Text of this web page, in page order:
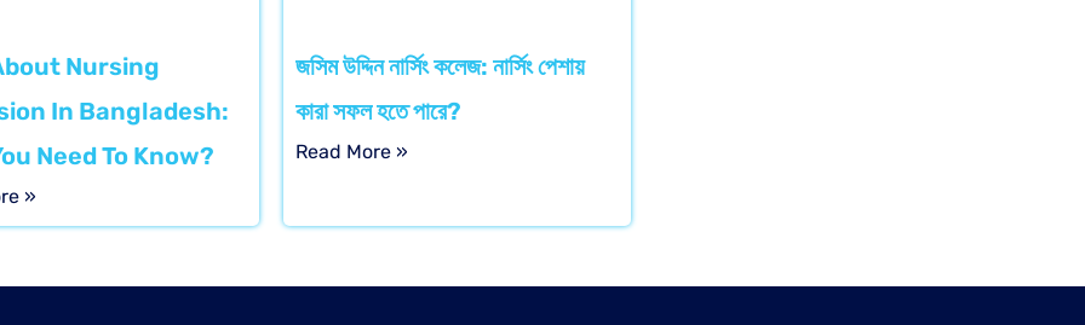
Nursing
In Bangladesh:
Need To Know?
»
জসিম উদ্দিন নার্সিং কলেজ: নার্সিং পেশায়
কারা সফল হতে পারে?
Read More »